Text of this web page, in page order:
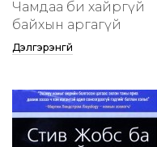
Чамдаа би хайргүй
байхын аргагүй
Дэлгэрэнгүй